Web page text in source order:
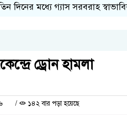
মধ্যে গ্যাস সরবরাহ স্বাভাবিক
ড্রোন হামলা
/ ১৪২ বার পড়া হয়েছে